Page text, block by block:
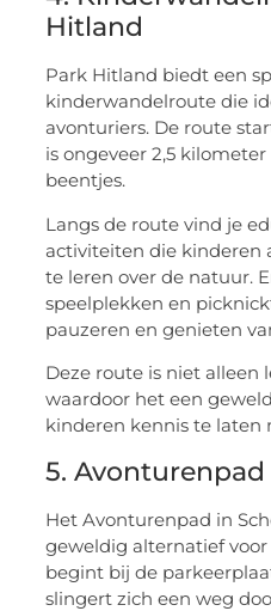
Hitland
Park Hitland biedt een
kinderwandelroute die
avonturiers. De route
is ongeveer 2,5
beentjes.
Langs de route vind je
activiteiten die kinderen
te leren over de natuur.
speelplekken en
pauzeren en genieten
Deze route is niet alleen
waardoor het een
kinderen kennis te
5.
Het Avonturenpad in
geweldig alternatief
begint bij de
slingert zich een weg